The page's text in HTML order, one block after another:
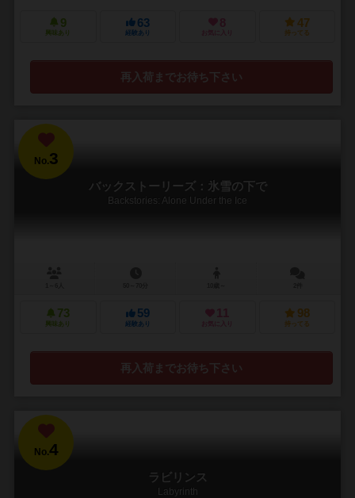
9
興味あり
63
経験あり
8
お気に入り
47
持ってる
再入荷までお待ち下さい
No.3
バックストーリーズ：氷雪の下で
Backstories: Alone Under the Ice
73
興味あり
59
経験あり
11
お気に入り
98
持ってる
再入荷までお待ち下さい
No.4
ラビリンス
Labyrinth